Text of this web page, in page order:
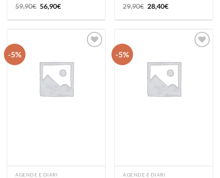
59,90€ Il
prezzo
originale
59,90€.
56,90€Il
attuale
56,90€.
29,90€ Il
prezzo
originale
29,90€.
28,40€Il
attuale
28,40€.
-5%
AGENDE E DIARI
-5%
AGENDE E DIARI